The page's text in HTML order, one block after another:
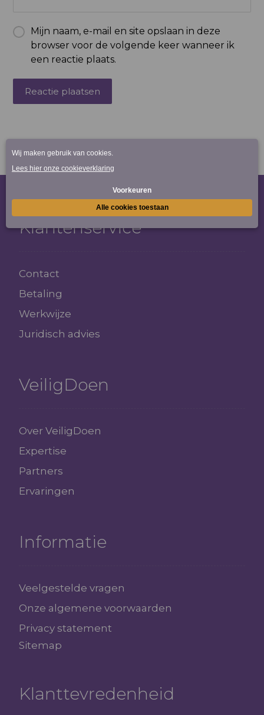
Mijn naam, e-mail en site opslaan in deze
browser voor de volgende keer wanneer ik
een reactie plaats.
Reactie plaatsen
Klantenservice
Contact
Betaling
Werkwijze
Juridisch advies
VeiligDoen
Over VeiligDoen
Expertise
Partners
Ervaringen
Informatie
Veelgestelde vragen
Onze algemene voorwaarden
Privacy statement
Sitemap
Klanttevredenheid